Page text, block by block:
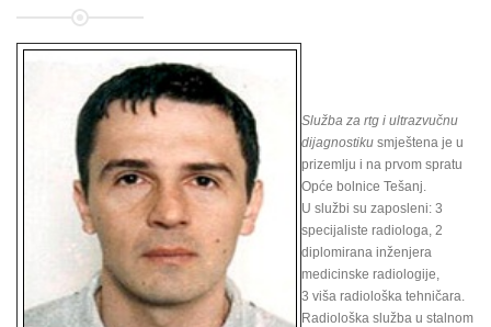
Služba za rtg i ultrazvučnu
dijagnostiku smještena je u
prizemlju i na prvom spratu
Opće bolnice Tešanj.
U službi su zaposleni: 3
specijaliste radiologa, 2
diplomirana inženjera
medicinske radiologije,
3 viša radiološka tehničara.
Radiološka služba u stalnom